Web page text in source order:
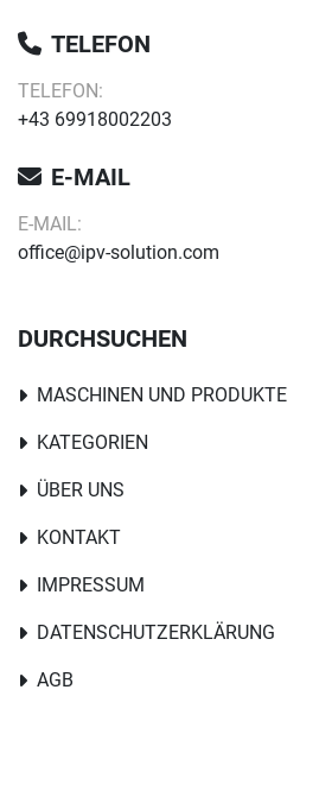
TELEFON
TELEFON:
+43 69918002203
E-MAIL
E-MAIL:
office@ipv-solution.com
DURCHSUCHEN
MASCHINEN UND PRODUKTE
KATEGORIEN
ÜBER UNS
KONTAKT
IMPRESSUM
DATENSCHUTZERKLÄRUNG
AGB